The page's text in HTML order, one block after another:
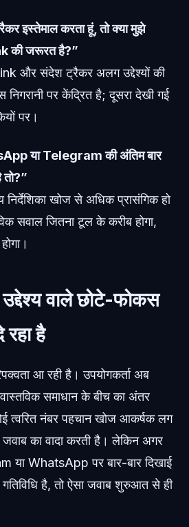
इस्तेमाल करता हूं, तो क्या मुझे
की जरूरत है?”
और संदेश ट्रैकर अलग उद्देश्यों की
निगरानी पर केंद्रित है; दूसरा देखी गई
पर।
या Telegram की अंतिम बार
तो?”
निर्देशिका खोज से अधिक प्रासंगिक हो
सवाल जितना टूल के करीब होगा,
वाले छोटे-फोकस
है
आ रही है। उपयोगकर्ता अब
समाधान के बीच का अंतर
त्वरित नंबर पहचान खोज आकर्षक लग
का वादा करती है। लेकिन अगर
या WhatsApp पर बार-बार दिखाई
है, तो ऐसा जवाब शुरुआत से ही